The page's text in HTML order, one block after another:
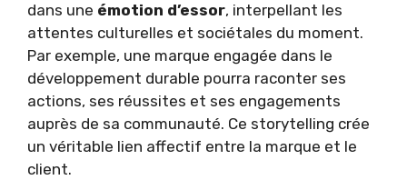
dans une émotion d’essor, interpellant les
attentes culturelles et sociétales du moment.
Par exemple, une marque engagée dans le
développement durable pourra raconter ses
actions, ses réussites et ses engagements
auprès de sa communauté. Ce storytelling crée
un véritable lien affectif entre la marque et le
client.